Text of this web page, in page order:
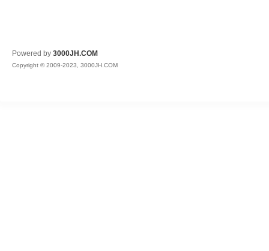
Powered by 3000JH.COM
Copyright © 2009-2023, 3000JH.COM